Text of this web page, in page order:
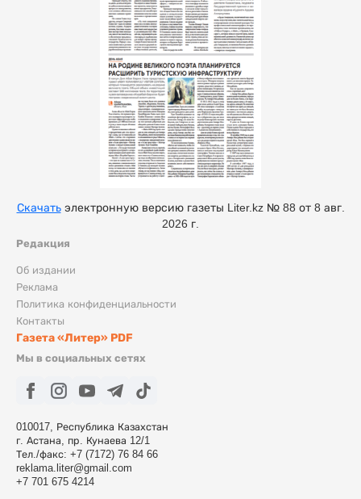
Редакция
Об издании
Реклама
Политика конфиденциальности
Контакты
Газета «Литер» PDF
Мы в социальных сетях
010017, Республика Казахстан
г. Астана, пр. Кунаева 12/1
Тел./факс: +7 (7172) 76 84 66
reklama.liter@gmail.com
+7 701 675 4214
Скачатьэлектронную версию газеты Liter.kz № 88 от 8 авг.
2026 г.